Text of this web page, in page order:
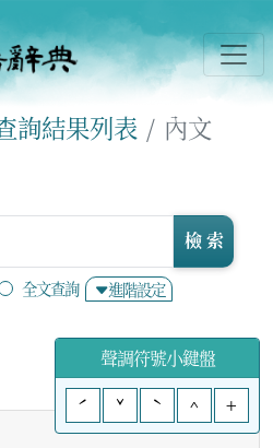
詢結果列表 內文
全文查詢 進階設定
檢 索
聲調符號小鍵盤
ˊ
ˇ ˋ ^ +